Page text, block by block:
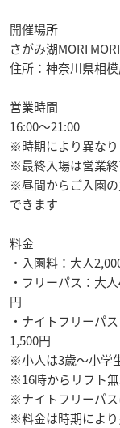
開催場所
さがみ湖MORI MORI
住所：神奈川県相
営業時間
16:00〜21:00
※時期により異な
※最終入場は営業
※昼間からご入園
できます
料金
・入園料：大人
・フリーパス：大
円
・ナイトフリーパ
1,500円
※小人は3歳〜小学
※16時からリフト
※ナイトフリーパ
※料金は時期によ